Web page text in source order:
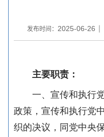
发布时间： 2025-06-26 |
主要职责：
一、宣传和执行党
政策，宣传和执行党
织的决议，同党中央